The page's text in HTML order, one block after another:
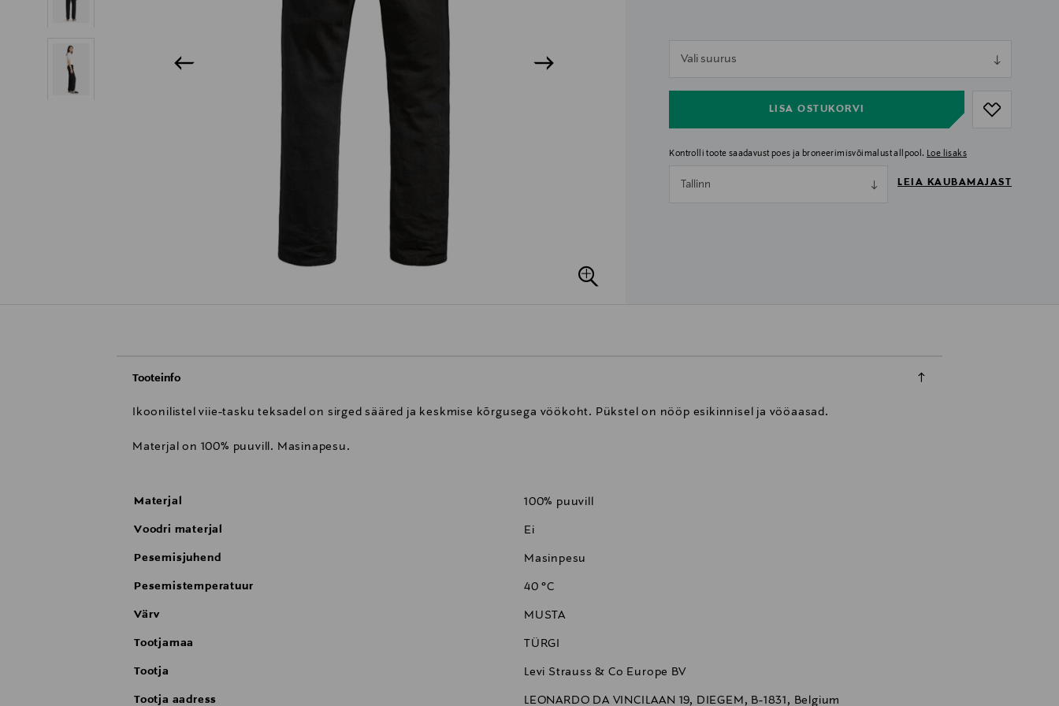
Vali suurus
LISA OSTUKORVI
Kontrolli toote saadavust poes ja broneerimisvõimalust allpool. Loe lisaks
Tallinn LEIA KAUBAMAJAST
Tooteinfo
Ikoonilistel viie-tasku teksadel on sirged sääred ja keskmise kõrgusega vöökoht. Pükstel on nööp esikinnisel ja vööaasad.
Materjal on 100% puuvill. Masinapesu.
Materjal 100% puuvill
Voodri materjal Ei
Pesemisjuhend Masinpesu
Pesemistemperatuur 40 °C
Värv MUSTA
Tootjamaa TÜRGI
Tootja Levi Strauss & Co Europe BV
Tootja aadress LEONARDO DA VINCILAAN 19, DIEGEM, B-1831, Belgium